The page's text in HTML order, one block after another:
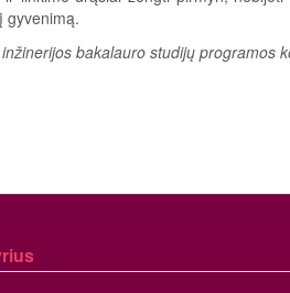
gyvenimą.
bakalauro studijų programos